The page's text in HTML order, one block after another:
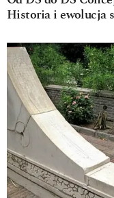
Historia i ewolucja